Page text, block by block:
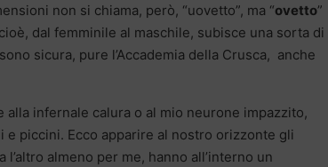
non si chiama, però, “uovetto”, ma “ovetto”
dal femminile al maschile, subisce una sorta di
sicura, pure l’Accademia della Crusca, anche
infernale calura o al mio neurone impazzito,
piccini. Ecco apparire al nostro orizzonte gli
almeno per me, hanno all’interno un